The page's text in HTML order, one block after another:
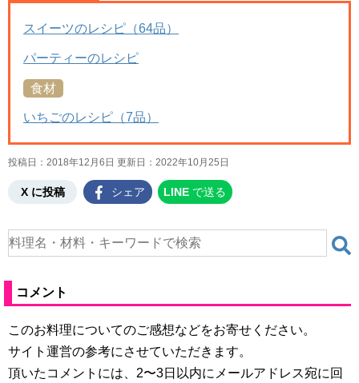
スイーツのレシピ（64品）
パーティーのレシピ
食材
いちごのレシピ（7品）
投稿日：2018年12月6日 更新日： 2022年10月25日
X に投稿 シェア LINE で送る
コメント
このお料理についてのご感想などをお寄せください。
サイト運営の参考にさせていただきます。
頂いたコメントには、2〜3日以内にメールアドレス宛に回